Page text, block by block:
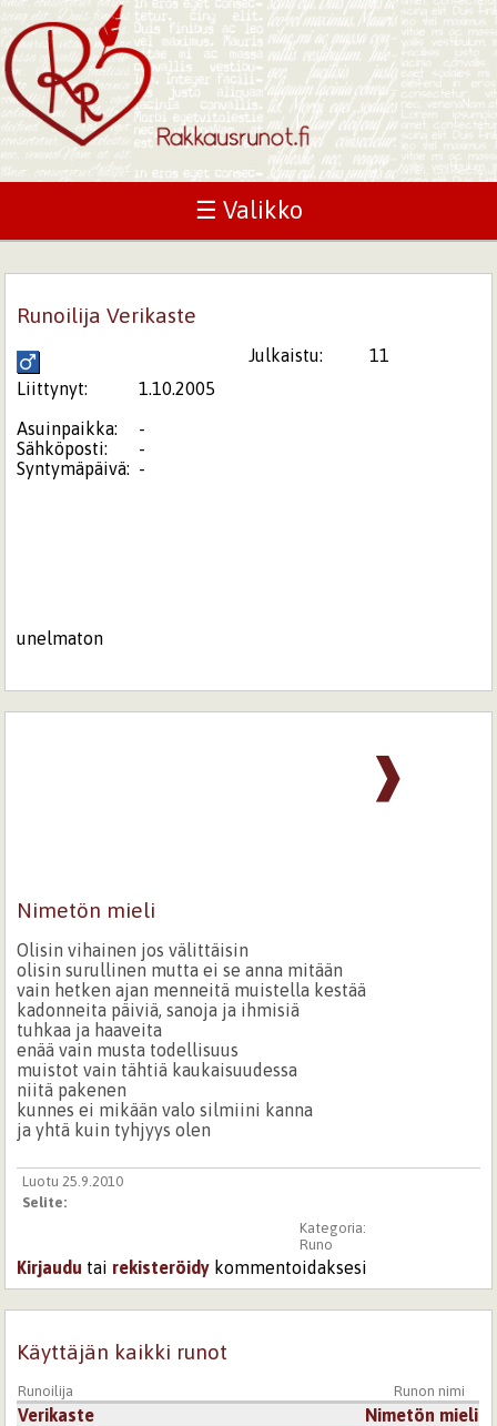
☰ Valikko
Runoilija Verikaste
Julkaistu:
11
Liittynyt:
1.10.2005
Asuinpaikka:
-
Sähköposti:
-
Syntymäpäivä: -
unelmaton
❱
Nimetön mieli
Olisin vihainen jos välittäisin
olisin surullinen mutta ei se anna mitään
vain hetken ajan menneitä muistella kestää
kadonneita päiviä, sanoja ja ihmisiä
tuhkaa ja haaveita
enää vain musta todellisuus
muistot vain tähtiä kaukaisuudessa
niitä pakenen
kunnes ei mikään valo silmiini kanna
ja yhtä kuin tyhjyys olen
Luotu 25.9.2010
Selite:
Kategoria:
Runo
Kirjaudu tai rekisteröidy kommentoidaksesi
Käyttäjän kaikki runot
Runoilija Runon nimi
Verikaste
Nimetön mieli